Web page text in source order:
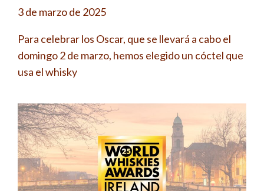
3 de marzo de 2025
Para celebrar los Oscar, que se llevará a cabo el
domingo 2 de marzo, hemos elegido un cóctel que
usa el whisky